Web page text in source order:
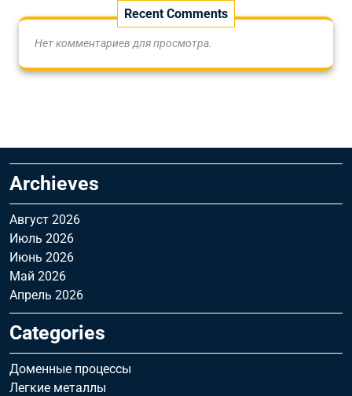
Recent Comments
Нет комментариев для просмотра.
Archieves
Август 2026
Июль 2026
Июнь 2026
Май 2026
Апрель 2026
Categories
Доменные процессы
Легкие металлы